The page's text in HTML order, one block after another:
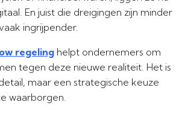
En juist die dreigingen zijn minder
ingrijpender.
regeling helpt ondernemers om
tegen deze nieuwe realiteit. Het is
maar een strategische keuze
waarborgen.